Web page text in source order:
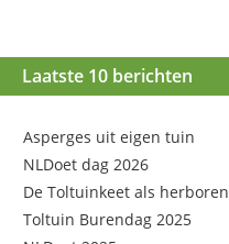
Laatste 10 berichten
Asperges uit eigen tuin
NLDoet dag 2026
De Toltuinkeet als herboren
Toltuin Burendag 2025